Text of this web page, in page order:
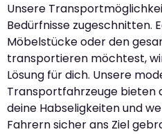
Unsere
Bedürfnisse zugeschnitten.
Möbelstücke oder den
transportieren möchtest,
Lösung für dich. Unsere
Transportfahrzeuge bieten
deine Habseligkeiten und
Fahrern sicher ans Ziel